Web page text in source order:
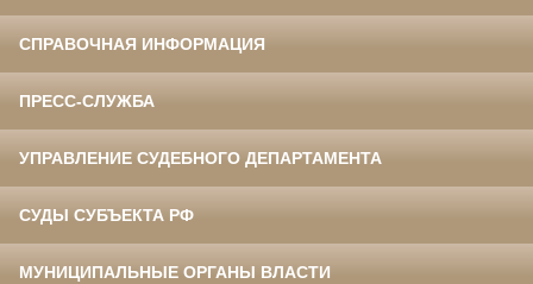
СПРАВОЧНАЯ ИНФОРМАЦИЯ
ПРЕСС-СЛУЖБА
УПРАВЛЕНИЕ СУДЕБНОГО ДЕПАРТАМЕНТА
СУДЫ СУБЪЕКТА РФ
МУНИЦИПАЛЬНЫЕ ОРГАНЫ ВЛАСТИ